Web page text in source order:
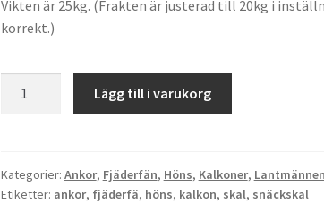
Vikten är 25kg. (Frakten är justerad till 20kg i
korrekt.)
Lägg till i varukorg
Kategorier: Ankor, Fjäderfän, Höns, Kalkoner, Lantmännen
Etiketter: ankor, fjäderfä, höns, kalkon, skal, snäckskal